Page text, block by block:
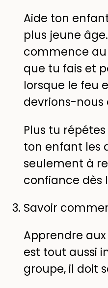
Aide ton
plus jeune
commence
que tu fais et
lorsque le feu
devrions-nous
Plus tu
ton enfant les
seulement à
confiance dès
Savoir
Apprendre
est tout aussi
groupe, il doit